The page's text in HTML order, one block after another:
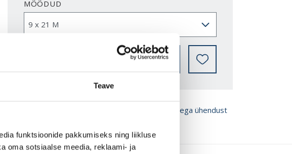
Teave
funktsioonide pakkumiseks ning liikluse
oma sotsiaalse meedia, reklaami- ja
MÕÕDUD
LEIA EDASIMÜÜJA
Võta meiega ühendust